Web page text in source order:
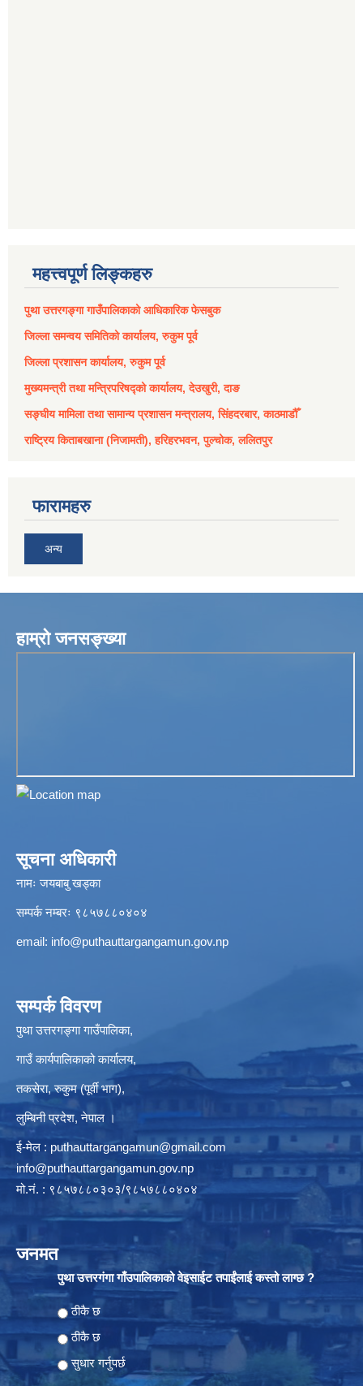
महत्त्वपूर्ण लिङ्कहरु
पुथा उत्तरगङ्गा गाउँपालिकाको आधिकारिक फेसबुक
जिल्ला समन्वय समितिको कार्यालय, रुकुम पूर्व
जिल्ला प्रशासन कार्यालय, रुकुम पूर्व
मुख्यमन्त्री तथा मन्त्रिपरिषद्को कार्यालय, देउखुरी, दाङ
सङ्घीय मामिला तथा सामान्य प्रशासन मन्त्रालय, सिंहदरबार, काठमाडौँ
राष्ट्रिय किताबखाना (निजामती), हरिहरभवन, पुल्चोक, ललितपुर
फारामहरु
अन्य
हाम्रो जनसङ्ख्या
सूचना अधिकारी
नामः जयबाबु खड्का
सम्पर्क नम्बरः ९८५७८८०४०४
email: info@puthauttargangamun.gov.np
सम्पर्क विवरण
पुथा उत्तरगङ्गा गाउँपालिका,
गाउँ कार्यपालिकाको कार्यालय,
तकसेरा, रुकुम (पूर्वी भाग),
लुम्बिनी प्रदेश, नेपाल ।
ई-मेल : puthauttargangamun@gmail.com
info@puthauttargangamun.gov.np
मो.नं. : ९८५७८८०३०३/९८५७८८०४०४
जनमत
पुथा उत्तरगंगा गाँउपालिकाको वेइसाईट तपाईंलाई कस्तो लाग्छ ?
Choices
ठीकै छ
ठीकै छ
सुधार गर्नुपर्छ